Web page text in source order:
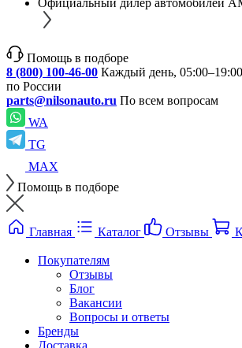
Официальный дилер автомобилей
Помощь в подборе
8 (800) 100-46-00 Каждый день,
по России
parts@nilsonauto.ru По всем вопросам
WA
TG
MAX
Помощь в подборе
Главная Каталог Отзывы
Покупателям
Отзывы
Блог
Вакансии
Вопросы и ответы
Бренды
Доставка